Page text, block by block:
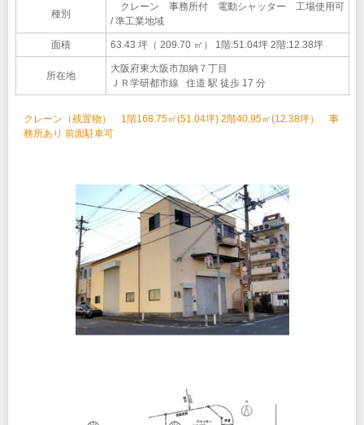
種別
クレーン 事務所付 電動シャッター 工場使用可
/ 準工業地域
面積 63.43 坪（ 209.70 ㎡） 1階:51.04坪 2階:12.38坪
所在地
大阪府東大阪市加納７丁目
ＪＲ学研都市線 住道 駅 徒歩 17 分
クレーン（残置物） 1階168.75㎡(51.04坪) 2階40.95㎡(12.38坪） 事
務所あり 前面駐車可